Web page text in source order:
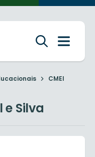
CMEI
e Silva